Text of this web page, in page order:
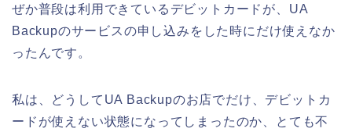
ぜか普段は利用できているデビットカードが、UA
Backupのサービスの申し込みをした時にだけ使えなか
ったんです。
私は、どうしてUA Backupのお店でだけ、デビットカ
ードが使えない状態になってしまったのか、とても不